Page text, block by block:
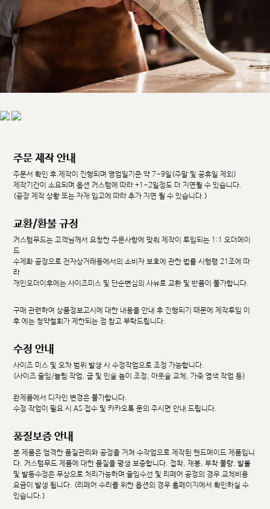
주문 제작 안내
주문서 확인 후 제작이 진행되며 영업일기준 약 7~9일(주말 및 공휴일 제외)
제작기간이 소요되며 옵션 커스텀에 따라 +1~2일정도 더 지연될 수 있습니다.
(공장 제작 상황 또는 자재 입고에 따라 추가 지연 될 수 있습니다.)
교환/환불 규정
커스텀무드는 고객님께서 요청한 주문사항에 맞춰 제작이 투입되는 1:1 오더메이
드
수제화 공정으로 전자상거래등에서의 소비자 보호에 관한 법률 시행령 21조에 따
라
개인오더이후에는 사이즈미스 및 단순변심의 사유로 교환 및 반품이 불가합니다.
구매 관련하여 상품정보고시에 대한 내용을 안내 후 진행되기 때문에 제작투입 이
후 에는 청약철회가 제한되는 점 참고 부탁드립니다.
수정 안내
사이즈 미스 및 오차 범위 발생 시 수정작업으로 조정 가능합니다.
(사이즈 줄임/늘림 작업, 굽 및 인솔 높이 조정, 아웃솔 교체, 가죽 염색 작업 등)
완제품에서 디자인 변경은 불가합니다.
수정 작업이 필요 시 AS 접수 및 카카오톡 문의 주시면 안내 드립니다.
품질보증 안내
본 제품은 엄격한 품질관리와 공정을 거쳐 수작업으로 제작된 핸드메이드 제품입니
다. 커스텀무드 제품에 대한 품질을 평생 보증합니다. 접착, 재봉, 부착 불량, 발볼
및 발등수정은 무상으로 처리가능하며 줄임수선 및 리페어 공정의 경우 교체비용
요금이 발생 됩니다. (리페어 수리를 위한 옵션의 경우 홈페이지에서 확인하실 수
있습니다.)